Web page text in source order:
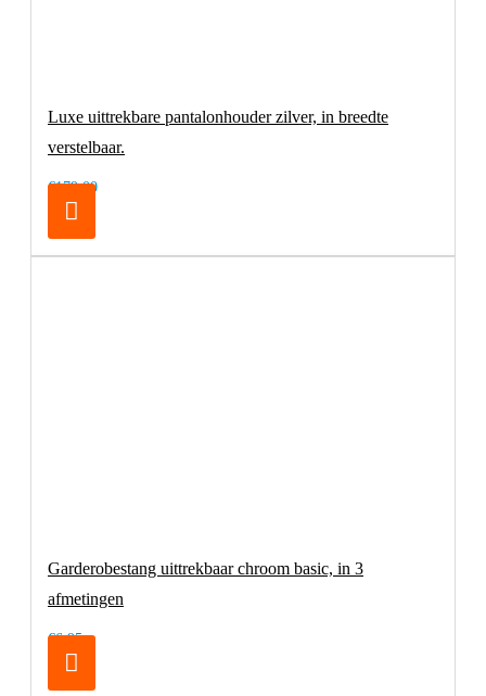
Luxe uittrekbare pantalonhouder zilver, in breedte
verstelbaar.
€179,00
Garderobestang uittrekbaar chroom basic, in 3
afmetingen
€6,95